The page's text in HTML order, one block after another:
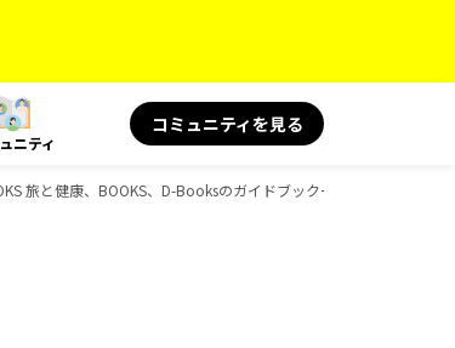
ニティ
コミュニティを見る
旅と健康、BOOKS、D-Booksのガイドブック一覧